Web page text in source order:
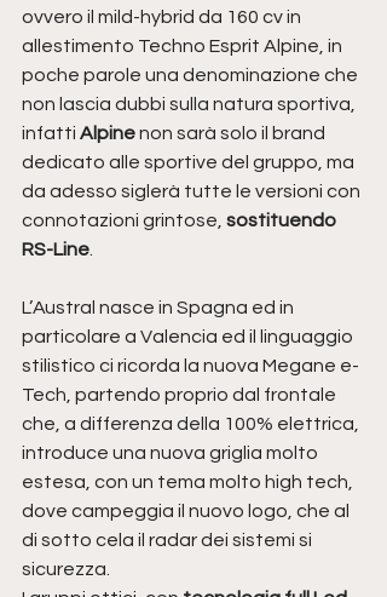
ovvero il mild-hybrid da 160 cv in
allestimento Techno Esprit Alpine, in
poche parole una denominazione che
non lascia dubbi sulla natura sportiva,
infatti Alpine non sarà solo il brand
dedicato alle sportive del gruppo, ma
da adesso siglerà tutte le versioni con
connotazioni grintose, sostituendo
RS-Line
L’Austral nasce in Spagna ed in
particolare a Valencia ed il linguaggio
stilistico ci ricorda la nuova Megane e-
Tech, partendo proprio dal frontale
che, a differenza della 100% elettrica,
introduce una nuova griglia molto
estesa, con un tema molto high tech,
dove campeggia il nuovo logo, che al
di sotto cela il radar dei sistemi si
sicurezza.